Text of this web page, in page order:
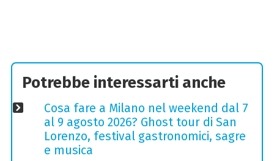
Potrebbe interessarti anche
Cosa fare a Milano nel weekend dal 7
al 9 agosto 2026? Ghost tour di San
Lorenzo, festival gastronomici, sagre
e musica